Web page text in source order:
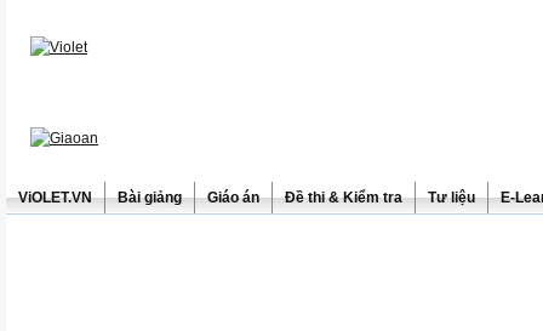
ViOLET.VN Bài giảng Giáo án Đề thi & Kiểm tra Tư liệu E-